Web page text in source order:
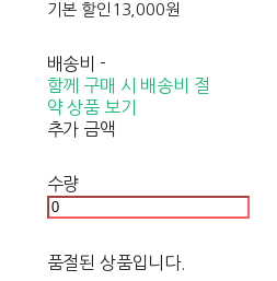
기본 할인 13,000원
배송비 -
함께 구매 시 배송비 절
약 상품 보기
추가 금액
수량
품절된 상품입니다.